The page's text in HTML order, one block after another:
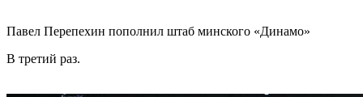
Павел Перепехин пополнил штаб минского «Динамо»
В третий раз.